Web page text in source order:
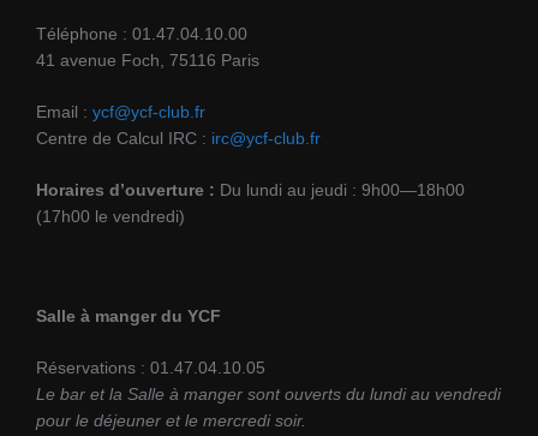
Téléphone : 01.47.04.10.00
41 avenue Foch, 75116 Paris
Email : ycf@ycf-club.fr
Centre de Calcul IRC : irc@ycf-club.fr
Horaires d’ouverture : Du lundi au jeudi : 9h00—18h00
(17h00 le vendredi)
Salle à manger du YCF
Réservations : 01.47.04.10.05
Le bar et la Salle à manger sont ouverts du lundi au vendredi
pour le déjeuner et le mercredi soir.